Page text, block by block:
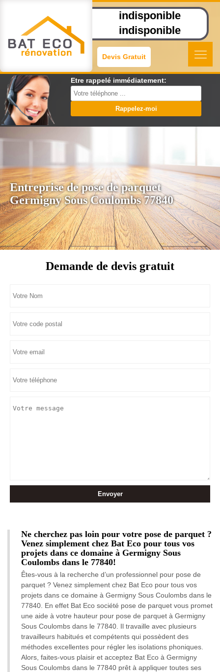
indisponible
indisponible
Devis Gratuit
Etre rappelé immédiatement:
Entreprise de pose de parquet
Germigny Sous Coulombs 77840
Demande de devis gratuit
Ne cherchez pas loin pour votre pose de parquet ?
Venez simplement chez Bat Eco pour tous vos
projets dans ce domaine à Germigny Sous
Coulombs dans le 77840!
Êtes-vous à la recherche d’un professionnel pour pose de
parquet ? Venez simplement chez Bat Eco pour tous vos
projets dans ce domaine à Germigny Sous Coulombs dans le
77840. En effet Bat Eco société pose de parquet vous promet
une aide à votre hauteur pour pose de parquet à Germigny
Sous Coulombs dans le 77840. Il travaille avec plusieurs
travailleurs habitués et compétents qui possèdent des
méthodes excellentes pour régler les isolations phoniques.
Alors, faites-vous plaisir et acceptez Bat Eco à Germigny
Sous Coulombs dans le 77840 prêt à appliquer toutes ses